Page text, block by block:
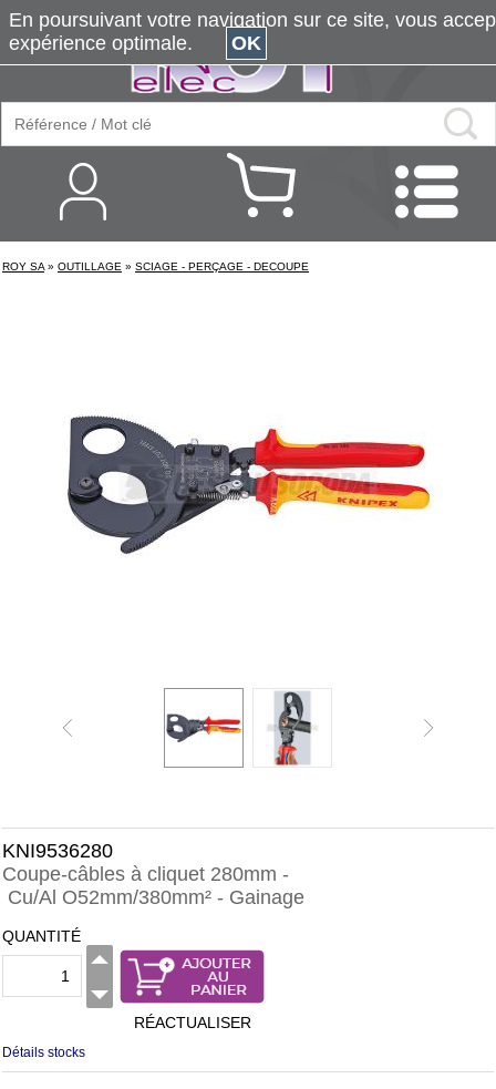
ROY SA » OUTILLAGE » SCIAGE - PERÇAGE - DECOUPE
KNI9536280
Coupe-câbles à cliquet 280mm -
Cu/Al O52mm/380mm² - Gainage
QUANTITÉ
RÉACTUALISER
Détails stocks
En poursuivant votre navigation sur ce site, vous
expérience optimale.
OK